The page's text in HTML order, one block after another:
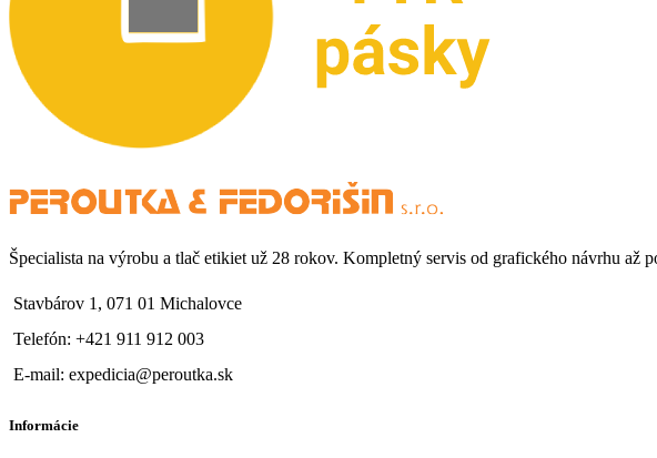
Špecialista na výrobu a tlač etikiet už 28 rokov. Kompletný servis od grafického návrhu až
Stavbárov 1, 071 01 Michalovce
Telefón: +421 911 912 003
E-mail: expedicia@peroutka.sk
Informácie